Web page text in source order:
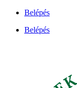
Ugrás
tartalomhoz
Belépés
Belépés